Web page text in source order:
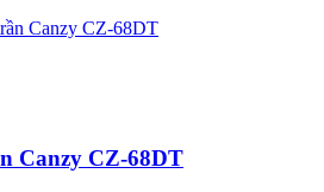
Canzy CZ-68DT